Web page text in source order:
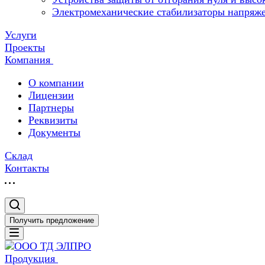
Электромеханические стабилизаторы
Услуги
Проекты
Компания
О компании
Лицензии
Партнеры
Реквизиты
Документы
Склад
Контакты
Получить предложение
Продукция